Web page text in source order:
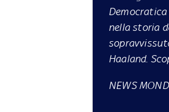
nella storia
Haaland.
NEWS